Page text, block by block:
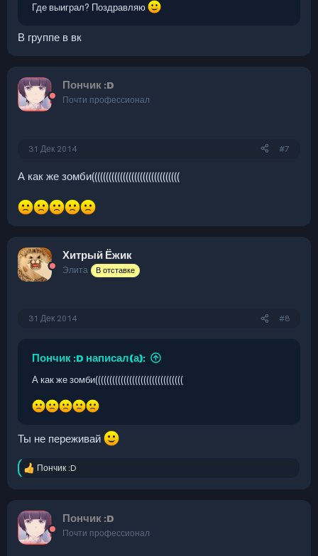
Где выиграл? Поздравляю
В группе в вк
Пончик :D
Почти профессионал
31 Дек 2014 #7
А как же зомби(((((((((((((((((((((((((((((((
Хитрый Ёжик
Элита В отставке
31 Дек 2014 #8
Пончик :D написал(а):
А как же зомби(((((((((((((((((((((((((((((((
Ты не переживай
Р
ц
и
и
Пончик :D
Пончик :D
Почти профессионал